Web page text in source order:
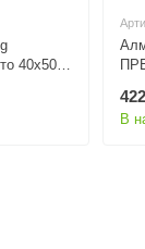
40х50
В